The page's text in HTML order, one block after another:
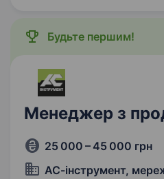
Будьте першим!
Менеджер з
25 000 – 45 000 грн
АС-інструмент,